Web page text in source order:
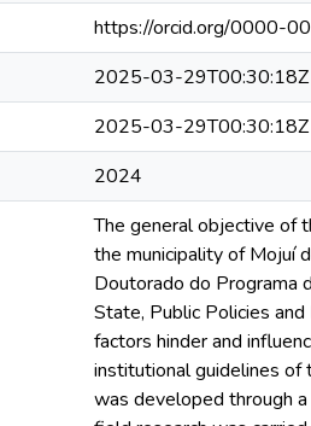
https://orcid.org/0000-
2025-03-29T00:30:18Z
2025-03-29T00:30:18Z
2024
The general objective of
the municipality of Mojuí
Doutorado do Programa
State, Public Policies
factors hinder and
institutional guidelines of
was developed through a